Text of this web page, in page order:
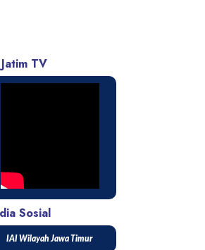
TV
Sosial
IAI Wilayah Jawa Timur